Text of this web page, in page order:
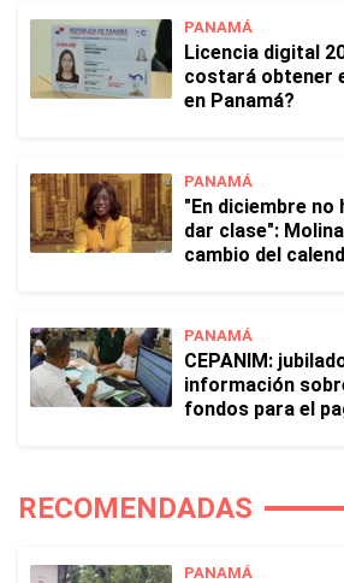
PANAMÁ
Licencia digital
costará obtener
en Panamá?
PANAMÁ
"En diciembre no
dar clase":
cambio del
PANAMÁ
CEPANIM:
información
fondos para el
RECOMENDADAS
PANAMÁ